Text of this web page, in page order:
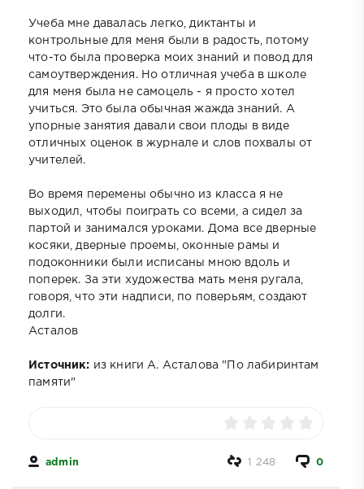
Учеба мне давалась легко, диктанты и
контрольные для меня были в радость, потому
что-то была проверка моих знаний и повод для
самоутверждения. Но отличная учеба в школе
для меня была не самоцель - я просто хотел
учиться. Это была обычная жажда знаний. А
упорные занятия давали свои плоды в виде
отличных оценок в журнале и слов похвалы от
учителей.
Во время перемены обычно из класса я не
выходил, чтобы поиграть со всеми, а сидел за
партой и занимался уроками. Дома все дверные
косяки, дверные проемы, оконные рамы и
подоконники были исписаны мною вдоль и
поперек. За эти художества мать меня ругала,
говоря, что эти надписи, по поверьям, создают
долги.
Асталов
Источник: из книги А. Асталова "По лабиринтам
памяти"
admin 0
1 248